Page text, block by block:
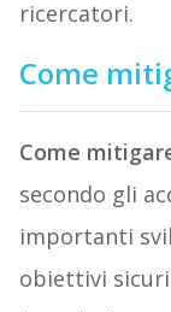
ricercatori.
Come
Come
secondo gli
importanti
obiettivi